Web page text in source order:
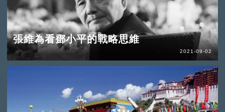
張維為看鄧小平的戰略思維
2021-09-02